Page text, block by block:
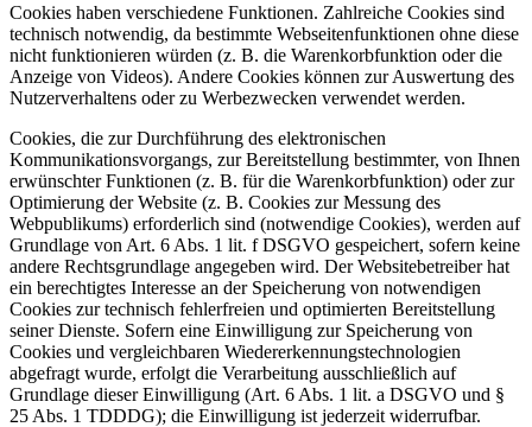
Cookies haben verschiedene Funktionen. Zahlreiche Cookies sind
technisch notwendig, da bestimmte Webseitenfunktionen ohne diese
nicht funktionieren würden (z. B. die Warenkorbfunktion oder die
Anzeige von Videos). Andere Cookies können zur Auswertung des
Nutzerverhaltens oder zu Werbezwecken verwendet werden.
Cookies, die zur Durchführung des elektronischen
Kommunikationsvorgangs, zur Bereitstellung bestimmter, von Ihnen
erwünschter Funktionen (z. B. für die Warenkorbfunktion) oder zur
Optimierung der Website (z. B. Cookies zur Messung des
Webpublikums) erforderlich sind (notwendige Cookies), werden auf
Grundlage von Art. 6 Abs. 1 lit. f DSGVO gespeichert, sofern keine
andere Rechtsgrundlage angegeben wird. Der Websitebetreiber hat
ein berechtigtes Interesse an der Speicherung von notwendigen
Cookies zur technisch fehlerfreien und optimierten Bereitstellung
seiner Dienste. Sofern eine Einwilligung zur Speicherung von
Cookies und vergleichbaren Wiedererkennungstechnologien
abgefragt wurde, erfolgt die Verarbeitung ausschließlich auf
Grundlage dieser Einwilligung (Art. 6 Abs. 1 lit. a DSGVO und §
25 Abs. 1 TDDDG); die Einwilligung ist jederzeit widerrufbar.